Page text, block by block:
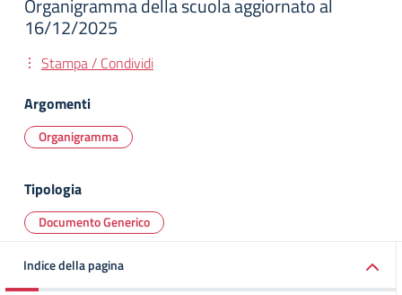
Organigramma della scuola aggiornato al
16/12/2025
Stampa / Condividi
Argomenti
Organigramma
Tipologia
Documento Generico
Indice della pagina